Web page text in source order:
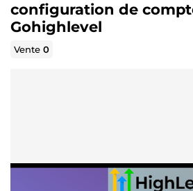
configuration de
Gohighlevel
Vente0